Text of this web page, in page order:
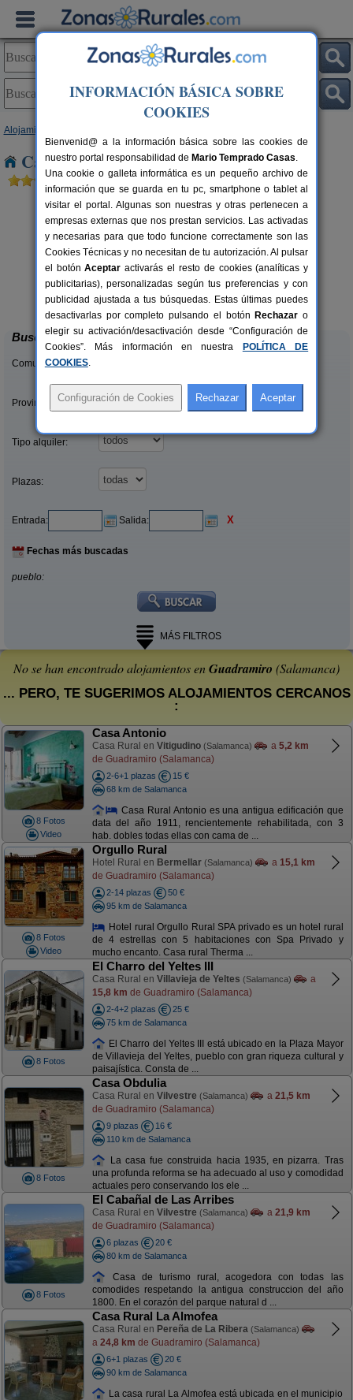
Alojamientos
Casas Rurales cerca de Guadramiro
12+3 pers.
desde22 €
La Posada del Soto
Sotoserrano (Salamanca)
Buscar
Comunidades:
Provincias/Islas:
Tipo alquiler:
Plazas:
Entrada: Salida: X
Fechas más buscadas
pueblo:
MÁS FILTROS
No se han encontrado alojamientos enGuadramiro (Salamanca)
... PERO, TE SUGERIMOS ALOJAMIENTOS CERCANOS
:
8 Fotos
Video
Casa Antonio
Casa Rural en Vitigudino (Salamanca) a 5,2 km
de Guadramiro (Salamanca)
2-6+1 plazas
15 €
68 km de Salamanca
Casa Rural Antonio es una antigua edificación que
data del año 1911, rencientemente rehabilitada, con 3
hab. dobles todas ellas con cama de ...
8 Fotos
Video
Orgullo Rural
Hotel Rural en Bermellar (Salamanca) a 15,1 km
de Guadramiro (Salamanca)
2-14 plazas
50 €
95 km de Salamanca
Hotel rural Orgullo Rural SPA privado es un hotel rural
de 4 estrellas con 5 habitaciones con Spa Privado y
mucho encanto. Casa rural Therma ...
8 Fotos
El Charro del Yeltes III
Casa Rural en Villavieja de Yeltes (Salamanca)
a
15,8 km de Guadramiro (Salamanca)
2-4+2 plazas
25 €
75 km de Salamanca
El Charro del Yeltes III está ubicado en la Plaza Mayor
de Villavieja del Yeltes, pueblo con gran riqueza cultural y
paisajística. Consta de ...
8 Fotos
Casa Obdulia
Casa Rural en Vilvestre (Salamanca) a 21,5 km
de Guadramiro (Salamanca)
9 plazas
16 €
110 km de Salamanca
La casa fue construida hacia 1935, en pizarra. Tras
una profunda reforma se ha adecuado al uso y comodidad
actuales pero conservando los ele ...
8 Fotos
El Cabañal de Las Arribes
Casa Rural en Vilvestre (Salamanca) a 21,9 km
de Guadramiro (Salamanca)
6 plazas
20 €
80 km de Salamanca
Casa de turismo rural, acogedora con todas las
comodides respetando la antigua construccion del año
1800. En el corazón del parque natural d ...
Casa Rural La Almofea
Casa Rural en Pereña de La Ribera (Salamanca)
a 24,8 km de Guadramiro (Salamanca)
6+1 plazas
20 €
90 km de Salamanca
La casa rural La Almofea está ubicada en el municipio
INFORMACIÓN BÁSICA SOBRE
COOKIES
Bienvenid@ a la información básica sobre las cookies de
nuestro portal responsabilidad de Mario Temprado Casas.
Una cookie o galleta informática es un pequeño archivo de
información que se guarda en tu pc, smartphone o tablet al
visitar el portal. Algunas son nuestras y otras pertenecen a
empresas externas que nos prestan servicios. Las activadas
y necesarias para que todo funcione correctamente son las
Cookies Técnicas y no necesitan de tu autorización. Al pulsar
el botónAceptar activarás el resto de cookies (analíticas y
publicitarias), personalizadas según tus preferencias y con
publicidad ajustada a tus búsquedas. Estas últimas puedes
desactivarlas por completo pulsando el botón Rechazar o
elegir su activación/desactivación desde “Configuración de
Cookies”. Más información en nuestra
POLÍTICA DE
COOKIES.